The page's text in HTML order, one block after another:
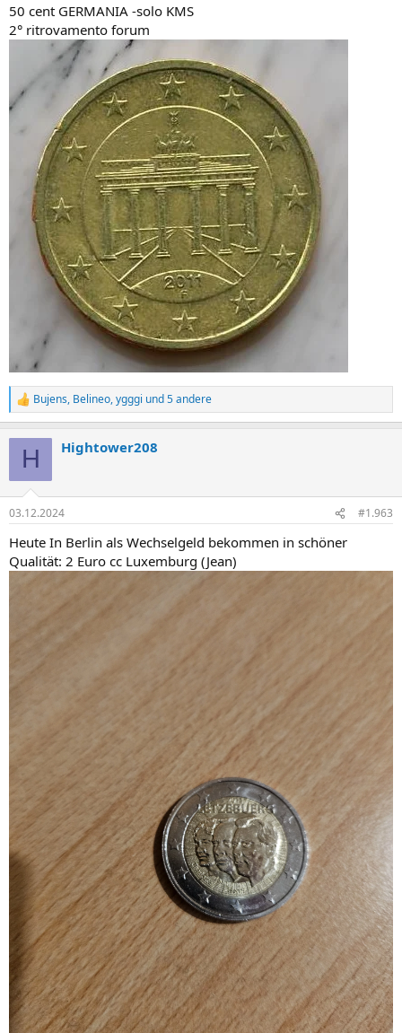
:
50 cent GERMANIA -solo KMS
2° ritrovamento forum
R
e
e
:
Bujens, Belineo,ygggi und 5 andere
H Hightower208
03.12.2024 #1.963
Heute In Berlin als Wechselgeld bekommen in schöner
Qualität: 2 Euro cc Luxemburg (Jean)